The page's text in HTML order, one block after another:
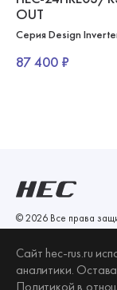
OUT
Серия Design
87 400 ₽
© 2026 Все права
ИНН 1650292810 КПП
ОГРН 1141650016540
Сайт hec-rus.ru
аналитики.
Политикой в